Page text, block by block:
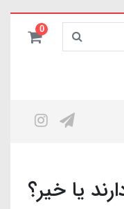
0
یا خیر؟